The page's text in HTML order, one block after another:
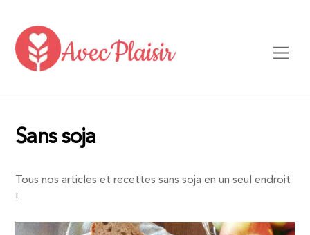
content
Sans soja
Tous nos articles et recettes sans soja en un seul endroit
!